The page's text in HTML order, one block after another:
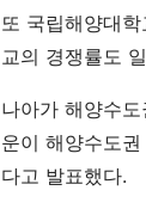
또 국립해양대
교의 경쟁률도
나아가 해양수
운이 해양수도
다고 발표했다.